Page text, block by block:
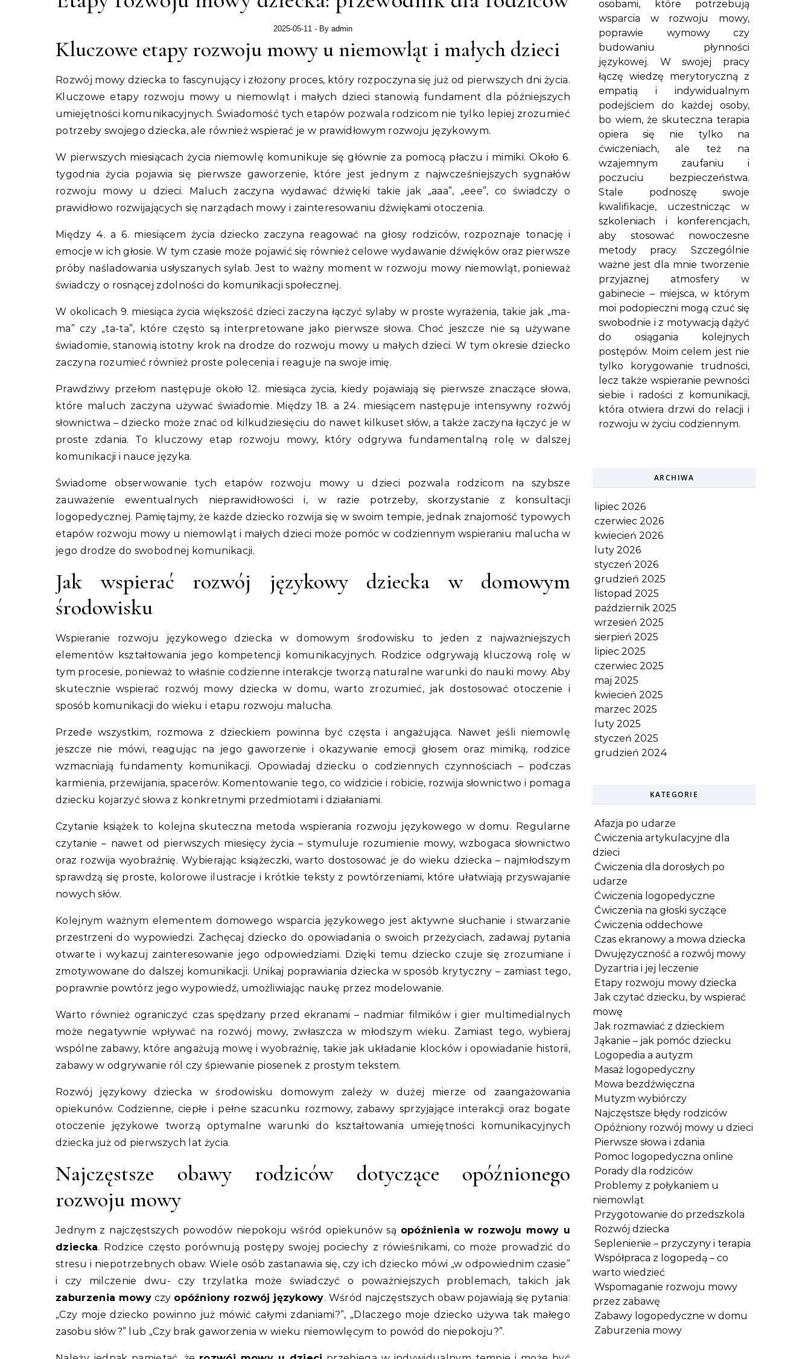
2025-05-11 - By admin
Kluczowe etapy rozwoju mowy u niemowląt i małych dzieci
Rozwój mowy dziecka to fascynujący i złożony proces, który rozpoczyna się już od pierwszych dni życia.
Kluczowe etapy rozwoju mowy u niemowląt i małych dzieci stanowią fundament dla późniejszych
umiejętności komunikacyjnych. Świadomość tych etapów pozwala rodzicom nie tylko lepiej zrozumieć
potrzeby swojego dziecka, ale również wspierać je w prawidłowym rozwoju językowym.
W pierwszych miesiącach życia niemowlę komunikuje się głównie za pomocą płaczu i mimiki. Około 6.
tygodnia życia pojawia się pierwsze gaworzenie, które jest jednym z najwcześniejszych sygnałów
rozwoju mowy u dzieci. Maluch zaczyna wydawać dźwięki takie jak „aaa”, „eee”, co świadczy o
prawidłowo rozwijających się narządach mowy i zainteresowaniu dźwiękami otoczenia.
Między 4. a 6. miesiącem życia dziecko zaczyna reagować na głosy rodziców, rozpoznaje tonację i
emocje w ich głosie. W tym czasie może pojawić się również celowe wydawanie dźwięków oraz pierwsze
próby naśladowania usłyszanych sylab. Jest to ważny moment w rozwoju mowy niemowląt, ponieważ
świadczy o rosnącej zdolności do komunikacji społecznej.
W okolicach 9. miesiąca życia większość dzieci zaczyna łączyć sylaby w proste wyrażenia, takie jak „ma-
ma” czy „ta-ta”, które często są interpretowane jako pierwsze słowa. Choć jeszcze nie są używane
świadomie, stanowią istotny krok na drodze do rozwoju mowy u małych dzieci. W tym okresie dziecko
zaczyna rozumieć również proste polecenia i reaguje na swoje imię.
Prawdziwy przełom następuje około 12. miesiąca życia, kiedy pojawiają się pierwsze znaczące słowa,
które maluch zaczyna używać świadomie. Między 18. a 24. miesiącem następuje intensywny rozwój
słownictwa – dziecko może znać od kilkudziesięciu do nawet kilkuset słów, a także zaczyna łączyć je w
proste zdania. To kluczowy etap rozwoju mowy, który odgrywa fundamentalną rolę w dalszej
komunikacji i nauce języka.
Świadome obserwowanie tych etapów rozwoju mowy u dzieci pozwala rodzicom na szybsze
zauważenie ewentualnych nieprawidłowości i, w razie potrzeby, skorzystanie z konsultacji
logopedycznej. Pamiętajmy, że każde dziecko rozwija się w swoim tempie, jednak znajomość typowych
etapów rozwoju mowy u niemowląt i małych dzieci może pomóc w codziennym wspieraniu malucha w
jego drodze do swobodnej komunikacji.
Jak wspierać rozwój językowy dziecka w domowym
środowisku
Wspieranie rozwoju językowego dziecka w domowym środowisku to jeden z najważniejszych
elementów kształtowania jego kompetencji komunikacyjnych. Rodzice odgrywają kluczową rolę w
tym procesie, ponieważ to właśnie codzienne interakcje tworzą naturalne warunki do nauki mowy. Aby
skutecznie wspierać rozwój mowy dziecka w domu, warto zrozumieć, jak dostosować otoczenie i
sposób komunikacji do wieku i etapu rozwoju malucha.
Przede wszystkim, rozmowa z dzieckiem powinna być częsta i angażująca. Nawet jeśli niemowlę
jeszcze nie mówi, reagując na jego gaworzenie i okazywanie emocji głosem oraz mimiką, rodzice
wzmacniają fundamenty komunikacji. Opowiadaj dziecku o codziennych czynnościach – podczas
karmienia, przewijania, spacerów. Komentowanie tego, co widzicie i robicie, rozwija słownictwo i pomaga
dziecku kojarzyć słowa z konkretnymi przedmiotami i działaniami.
Czytanie książek to kolejna skuteczna metoda wspierania rozwoju językowego w domu. Regularne
czytanie – nawet od pierwszych miesięcy życia – stymuluje rozumienie mowy, wzbogaca słownictwo
oraz rozwija wyobraźnię. Wybierając książeczki, warto dostosować je do wieku dziecka – najmłodszym
sprawdzą się proste, kolorowe ilustracje i krótkie teksty z powtórzeniami, które ułatwiają przyswajanie
nowych słów.
Kolejnym ważnym elementem domowego wsparcia językowego jest aktywne słuchanie i stwarzanie
przestrzeni do wypowiedzi. Zachęcaj dziecko do opowiadania o swoich przeżyciach, zadawaj pytania
otwarte i wykazuj zainteresowanie jego odpowiedziami. Dzięki temu dziecko czuje się zrozumiane i
zmotywowane do dalszej komunikacji. Unikaj poprawiania dziecka w sposób krytyczny – zamiast tego,
poprawnie powtórz jego wypowiedź, umożliwiając naukę przez modelowanie.
Warto również ograniczyć czas spędzany przed ekranami – nadmiar filmików i gier multimedialnych
może negatywnie wpływać na rozwój mowy, zwłaszcza w młodszym wieku. Zamiast tego, wybieraj
wspólne zabawy, które angażują mowę i wyobraźnię, takie jak układanie klocków i opowiadanie historii,
zabawy w odgrywanie ról czy śpiewanie piosenek z prostym tekstem.
Rozwój językowy dziecka w środowisku domowym zależy w dużej mierze od zaangażowania
opiekunów. Codzienne, ciepłe i pełne szacunku rozmowy, zabawy sprzyjające interakcji oraz bogate
otoczenie językowe tworzą optymalne warunki do kształtowania umiejętności komunikacyjnych
dziecka już od pierwszych lat życia.
Najczęstsze obawy rodziców dotyczące opóźnionego
rozwoju mowy
Jednym z najczęstszych powodów niepokoju wśród opiekunów są opóźnienia w rozwoju mowy u
dziecka. Rodzice często porównują postępy swojej pociechy z rówieśnikami, co może prowadzić do
stresu i niepotrzebnych obaw. Wiele osób zastanawia się, czy ich dziecko mówi „w odpowiednim czasie”
i czy milczenie dwu- czy trzylatka może świadczyć o poważniejszych problemach, takich jak
zaburzenia mowy czy opóźniony rozwój językowy. Wśród najczęstszych obaw pojawiają się pytania:
„Czy moje dziecko powinno już mówić całymi zdaniami?”, „Dlaczego moje dziecko używa tak małego
zasobu słów?” lub „Czy brak gaworzenia w wieku niemowlęcym to powód do niepokoju?”.
osobami, które potrzebują
wsparcia w rozwoju mowy,
poprawie wymowy czy
budowaniu płynności
językowej. W swojej pracy
łączę wiedzę merytoryczną z
empatią i indywidualnym
podejściem do każdej osoby,
bo wiem, że skuteczna terapia
opiera się nie tylko na
ćwiczeniach, ale też na
wzajemnym zaufaniu i
poczuciu bezpieczeństwa.
Stale podnoszę swoje
kwalifikacje, uczestnicząc w
szkoleniach i konferencjach,
aby stosować nowoczesne
metody pracy. Szczególnie
ważne jest dla mnie tworzenie
przyjaznej atmosfery w
gabinecie – miejsca, w którym
moi podopieczni mogą czuć się
swobodnie i z motywacją dążyć
do osiągania kolejnych
postępów. Moim celem jest nie
tylko korygowanie trudności,
lecz także wspieranie pewności
siebie i radości z komunikacji,
która otwiera drzwi do relacji i
rozwoju w życiu codziennym.
ARCHIWA
lipiec 2026
czerwiec 2026
kwiecień 2026
luty 2026
styczeń 2026
grudzień 2025
listopad 2025
październik 2025
wrzesień 2025
sierpień 2025
lipiec 2025
czerwiec 2025
maj 2025
kwiecień 2025
marzec 2025
luty 2025
styczeń 2025
grudzień 2024
KATEGORIE
Afazja po udarze
Ćwiczenia artykulacyjne dla
dzieci
Ćwiczenia dla dorosłych po
udarze
Ćwiczenia logopedyczne
Ćwiczenia na głoski syczące
Ćwiczenia oddechowe
Czas ekranowy a mowa dziecka
Dwujęzyczność a rozwój mowy
Dyzartria i jej leczenie
Etapy rozwoju mowy dziecka
Jak czytać dziecku, by wspierać
mowę
Jak rozmawiać z dzieckiem
Jąkanie – jak pomóc dziecku
Logopedia a autyzm
Masaż logopedyczny
Mowa bezdźwięczna
Mutyzm wybiórczy
Najczęstsze błędy rodziców
Opóźniony rozwój mowy u dzieci
Pierwsze słowa i zdania
Pomoc logopedyczna online
Porady dla rodziców
Problemy z połykaniem u
niemowląt
Przygotowanie do przedszkola
Rozwój dziecka
Seplenienie – przyczyny i terapia
Współpraca z logopedą – co
warto wiedzieć
Wspomaganie rozwoju mowy
przez zabawę
Zabawy logopedyczne w domu
Zaburzenia mowy